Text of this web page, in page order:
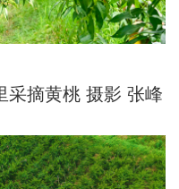
采摘黄桃 摄影 张峰